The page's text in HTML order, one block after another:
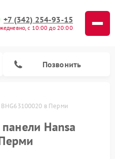
+7 (342) 254-93-15
с 10:00 до 20:00
Позвонить
в Перми
Hansa